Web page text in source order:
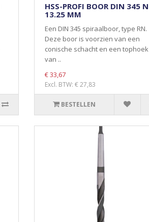
HSS-PROFI BOOR DIN 345 N
13.25 MM
Een DIN 345 spiraalboor, type RN.
Deze boor is voorzien van een
conische schacht en een tophoek
van ..
€ 33,67
Excl. BTW: € 27,83
BESTELLEN